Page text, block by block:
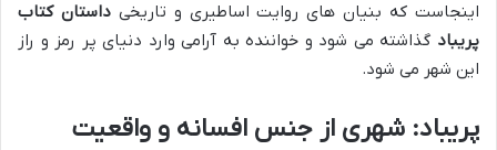
اینجاست که بنیان های روایت اساطیری و تاریخیداستان کتاب
پریباد گذاشته می شود و خواننده به آرامی وارد دنیای پر رمز و راز
این شهر می شود.
پریباد: شهری از جنس افسانه و واقعیت